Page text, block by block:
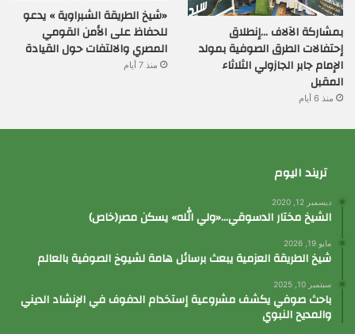
بمشاركة الآلاف …إنطلاق
إحتفالات الطرق الصوفية بمولد
الإمام جابر الجازولي الثلاثاء
المقبل
منذ 6 أيام
«شيخ الطريقة الشبراوية » يدعو
للحفاظ على الأمن القومي
المصري والالتفات حول القيادة
منذ 7 أيام
تريند اليوم
ديسمبر 12, 2020
الشيخ مختار الدسوقي…«ولي الله» يسكن مصر(خاص)
مايو 19, 2026
شيخ الطريقة العزمية يبعث برسائل هامة لشيوخ الصوفية بالعالم
سبتمبر 10, 2025
باحث صوفي يكشف مشروعية إستخدام الدفوف في الإنشاد الديني
والمديح النبوي